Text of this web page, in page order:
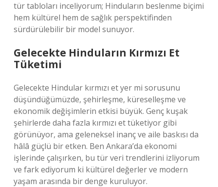
tür tabloları inceliyorum; Hinduların beslenme biçimi
hem kültürel hem de sağlık perspektifinden
sürdürülebilir bir model sunuyor.
Gelecekte Hinduların Kırmızı Et
Tüketimi
Gelecekte Hindular kırmızı et yer mi sorusunu
düşündüğümüzde, şehirleşme, küreselleşme ve
ekonomik değişimlerin etkisi büyük. Genç kuşak
şehirlerde daha fazla kırmızı et tüketiyor gibi
görünüyor, ama geleneksel inanç ve aile baskısı da
hâlâ güçlü bir etken. Ben Ankara’da ekonomi
işlerinde çalışırken, bu tür veri trendlerini izliyorum
ve fark ediyorum ki kültürel değerler ve modern
yaşam arasında bir denge kuruluyor.